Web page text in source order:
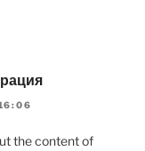
the content of